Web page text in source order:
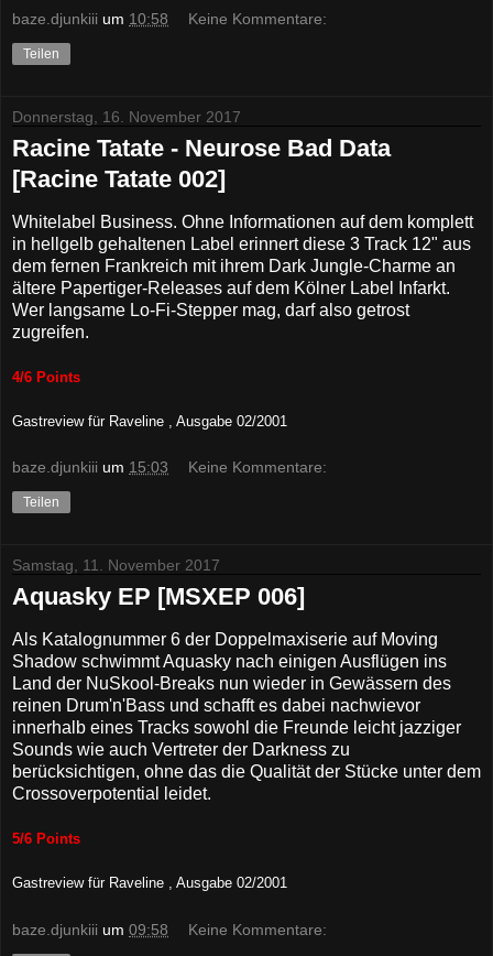
baze.djunkiii um 10:58 Keine Kommentare:
Teilen
Donnerstag, 16. November 2017
Racine Tatate - Neurose Bad Data
[Racine Tatate 002]
Whitelabel Business. Ohne Informationen auf dem komplett
in hellgelb gehaltenen Label erinnert diese 3 Track 12" aus
dem fernen Frankreich mit ihrem Dark Jungle-Charme an
ältere Papertiger-Releases auf dem Kölner Label Infarkt.
Wer langsame Lo-Fi-Stepper mag, darf also getrost
zugreifen.
4/6 Points
Gastreview für Raveline , Ausgabe 02/2001
baze.djunkiii um 15:03 Keine Kommentare:
Teilen
Samstag, 11. November 2017
Aquasky EP [MSXEP 006]
Als Katalognummer 6 der Doppelmaxiserie auf Moving
Shadow schwimmt Aquasky nach einigen Ausflügen ins
Land der NuSkool-Breaks nun wieder in Gewässern des
reinen Drum'n'Bass und schafft es dabei nachwievor
innerhalb eines Tracks sowohl die Freunde leicht jazziger
Sounds wie auch Vertreter der Darkness zu
berücksichtigen, ohne das die Qualität der Stücke unter dem
Crossoverpotential leidet.
5/6 Points
Gastreview für Raveline , Ausgabe 02/2001
baze.djunkiii um 09:58 Keine Kommentare: